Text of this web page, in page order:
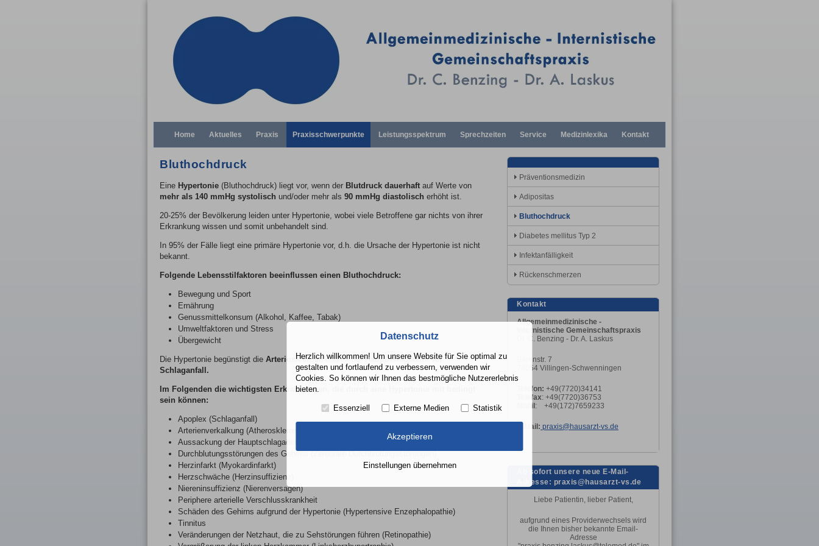
Home Aktuelles Praxis Praxisschwerpunkte Leistungsspektrum Sprechzeiten Service Medizinlexika Kontakt
Bluthochdruck
Eine Hypertonie (Bluthochdruck) liegt vor, wenn der Blutdruck dauerhaft auf Werte von
mehr als 140 mmHg systolisch und/oder mehr als 90 mmHg diastolisch erhöht ist.
20-25% der Bevölkerung leiden unter Hypertonie, wobei viele Betroffene gar nichts von ihrer
Erkrankung wissen und somit unbehandelt sind.
In 95% der Fälle liegt eine primäre Hypertonie vor, d.h. die Ursache der Hypertonie ist nicht
bekannt.
Folgende Lebensstilfaktoren beeinflussen einen Bluthochdruck:
Bewegung und Sport
Ernährung
Genussmittelkonsum (Alkohol, Kaffee, Tabak)
Umweltfaktoren und Stress
Übergewicht
Die Hypertonie begünstigt die Arterioskleroseund ist derHauptrisikofaktor für
Schlaganfall.
Im Folgenden die wichtigsten Erkrankungen, die durch eine Hypertonie mit bedingt
sein können:
Apoplex (Schlaganfall)
Arterienverkalkung (Atherosklerose, Arteriosklerose)
Aussackung der Hauptschlagader (Aortenaneurysma)
Durchblutungsstörungen des Gehirns (Zerebrale Durchblutungsstörungen)
Herzinfarkt (Myokardinfarkt)
Herzschwäche (Herzinsuffizienz)
Niereninsuffizienz (Nierenversagen)
Periphere arterielle Verschlusskrankheit
Schäden des Gehirns aufgrund der Hypertonie (Hypertensive Enzephalopathie)
Tinnitus
Veränderungen der Netzhaut, die zu Sehstörungen führen (Retinopathie)
Präventionsmedizin
Adipositas
Bluthochdruck
Diabetes mellitus Typ 2
Infektanfälligkeit
Rückenschmerzen
Kontakt
Allgemeinmedizinische -
Internistische Gemeinschaftspraxis
Dr. C. Benzing - Dr. A. Laskus
Bärenstr. 7
78054 Villingen-Schwenningen
Telefon: +49(7720)34141
Telefax: +49(7720)36753
Mobil : +49(172)7659233
E-Mail: praxis@hausarzt-vs.de
Ab sofort unsere neue E-Mail-
Adresse: praxis@hausarzt-vs.de
Liebe Patientin, lieber Patient,
aufgrund eines Providerwechsels wird
die Ihnen bisher bekannte Email-
Adresse
Datenschutz
Herzlich willkommen! Um unsere Website für Sie optimal zu
gestalten und fortlaufend zu verbessern, verwenden wir
Cookies. So können wir Ihnen das bestmögliche Nutzererlebnis
bieten.
Essenziell Externe Medien Statistik
Akzeptieren
Einstellungen übernehmen